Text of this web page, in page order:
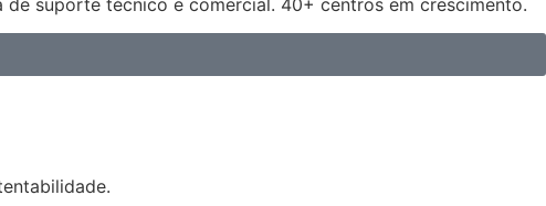
suporte técnico e comercial. 40+ centros em crescimento.